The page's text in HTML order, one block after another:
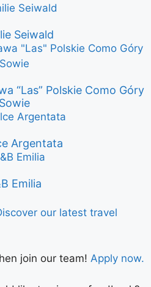
Seiwald
“Las” Polskie Como Góry
Sowie
Argentata
Emilia
our latest travel
join our team! Apply now.